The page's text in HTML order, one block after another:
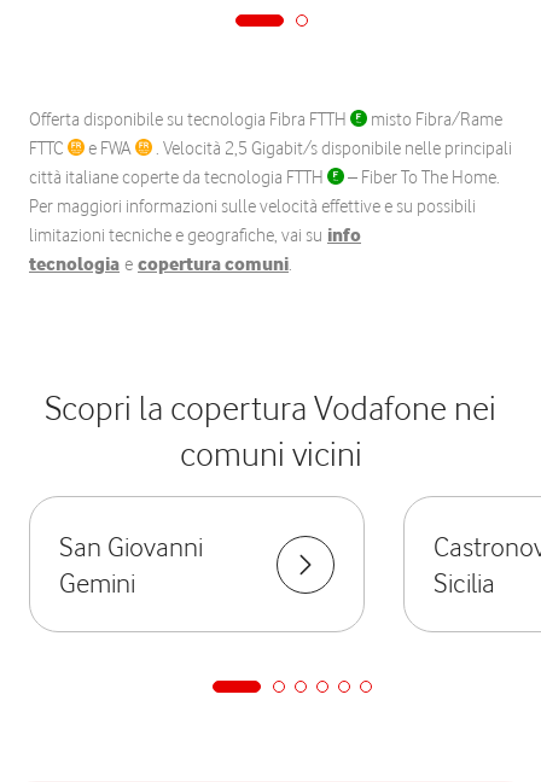
Offerta disponibile su tecnologia Fibra FTTH
misto Fibra/Rame
FTTC
e FWA
. Velocità 2,5 Gigabit/s disponibile nelle principali
città italiane coperte da tecnologia FTTH
– Fiber To The Home.
Per maggiori informazioni sulle velocità effettive e su possibili
limitazioni tecniche e geografiche, vai su info
tecnologia e copertura comuni.
Scopri la copertura Vodafone nei
comuni vicini
San Giovanni
Gemini
Sicilia